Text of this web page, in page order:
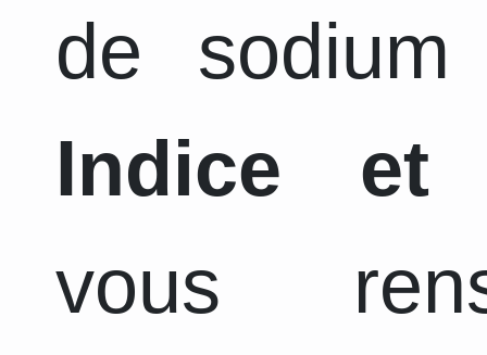
de
Indice et
vous